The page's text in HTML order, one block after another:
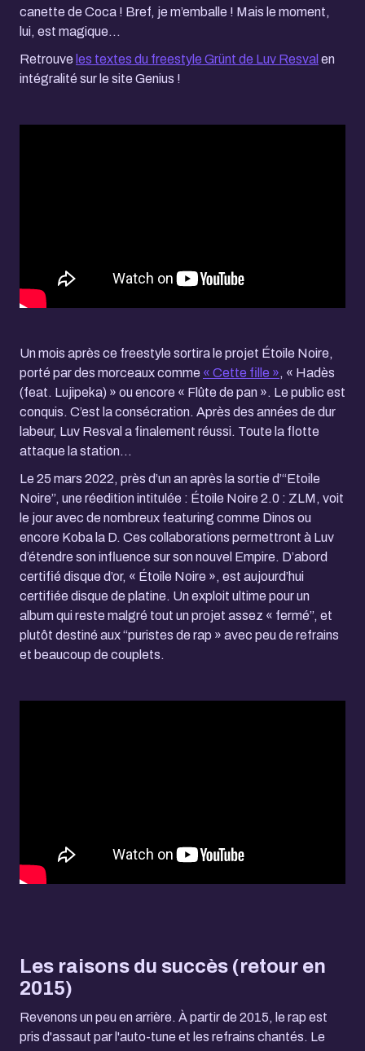
canette de Coca ! Bref, je m’emballe ! Mais le moment,
lui, est magique...
Retrouve les textes du freestyle Grünt de Luv Resval en
intégralité sur le site Genius !
Un mois après ce freestyle sortira le projet Étoile Noire,
porté par des morceaux comme « Cette fille », « Hadès
(feat. Lujipeka) » ou encore « Flûte de pan ». Le public est
conquis. C’est la consécration. Après des années de dur
labeur, Luv Resval a finalement réussi. Toute la flotte
attaque la station…
Le 25 mars 2022, près d’un an après la sortie d’“Etoile
Noire”, une réedition intitulée : Étoile Noire 2.0 : ZLM, voit
le jour avec de nombreux featuring comme Dinos ou
encore Koba la D. Ces collaborations permettront à Luv
d’étendre son influence sur son nouvel Empire. D’abord
certifié disque d’or, « Étoile Noire », est aujourd’hui
certifiée disque de platine. Un exploit ultime pour un
album qui reste malgré tout un projet assez « fermé”, et
plutôt destiné aux “puristes de rap » avec peu de refrains
et beaucoup de couplets.
Les raisons du succès (retour en
2015)
Revenons un peu en arrière. À partir de 2015, le rap est
pris d'assaut par l'auto-tune et les refrains chantés. Le